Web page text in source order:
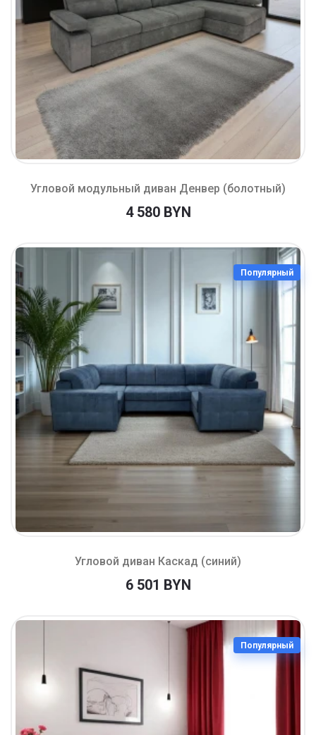
Угловой модульный диван Денвер (болотный)
4 580 BYN
Популярный
Угловой диван Каскад (синий)
6 501 BYN
Популярный